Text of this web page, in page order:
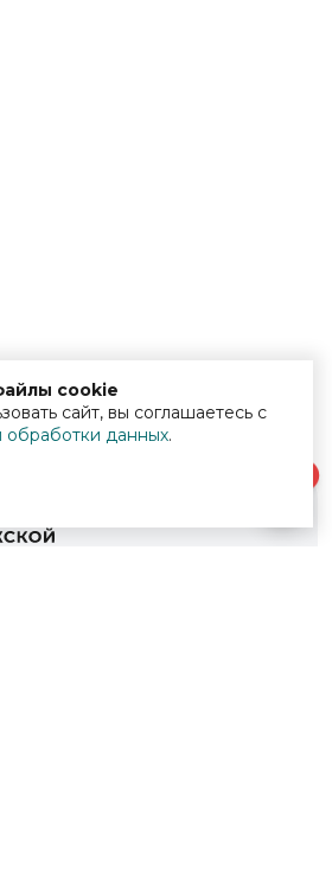
cookie
сайт, вы соглашаетесь с
обработки данных.